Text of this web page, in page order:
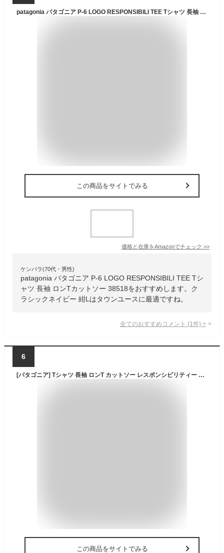
patagonia パタゴニア P-6 LOGO RESPONSIBILI TEE Tシャツ 長袖 ロンT カットソー 38518 クラシックネイビー 紺 L [並行輸入品
この商品をサイトでみる
価格と在庫をAmazonでチェック >>
ケンバラ(70代・男性)
patagonia パタゴニア P-6 LOGO RESPONSIBILI TEE Tシ
ャツ 長袖 ロンTカットソー 38518をおすすめします。ク
ラシックネイビー 紺Lはタウンユースに最適ですね。
全てのおすすめコメント (1 件) >
6
[パタゴニア] Tシャツ 長袖 ロンT カットソー レスポンシビリティー patagonia P-6 LOGO RESPONSIBILI TEE メンズ 38518 クラシックネイビー(CNY) XS [並行輸入品]
この商品をサイトでみる